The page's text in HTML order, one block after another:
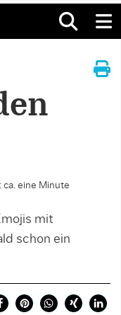
ca. eine Minute
mit
schon ein